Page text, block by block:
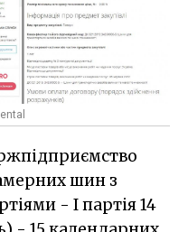
шин з
- I партія 14